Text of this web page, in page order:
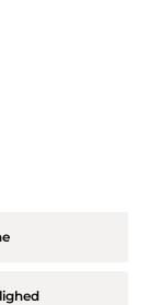
10 timer